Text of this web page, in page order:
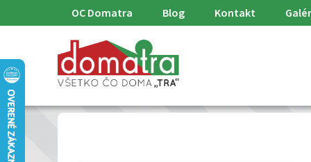
na
OC Domatra Blog Kontakt